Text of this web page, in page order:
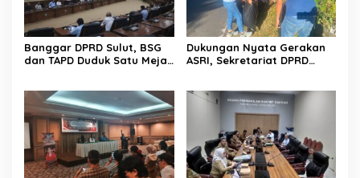
Banggar DPRD Sulut, BSG
dan TAPD Duduk Satu Meja.
Dukungan Nyata Gerakan
ASRI, Sekretariat DPRD